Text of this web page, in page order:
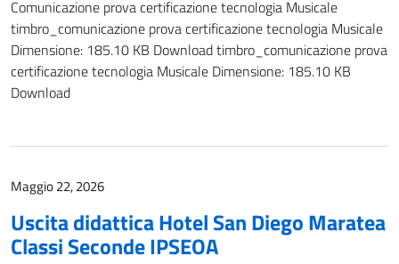
Comunicazione prova certificazione tecnologia Musicale
timbro_comunicazione prova certificazione tecnologia Musicale
Dimensione: 185.10 KB Download timbro_comunicazione prova
certificazione tecnologia Musicale Dimensione: 185.10 KB
Download
Maggio 22, 2026
Uscita didattica Hotel San Diego Maratea
Classi Seconde IPSEOA